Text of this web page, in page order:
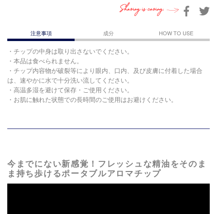
注意事項 成分 HOW TO USE
・チップの中身は取り出さないでください。
・本品は食べられません。
・チップ内容物が破裂等により眼内、口内、及び皮膚に付着した場合
は、速やかに水で十分洗い流してください。
・高温多湿を避けて保存・ご使用ください。
・お肌に触れた状態での長時間のご使用はお避けください。
今までにない新感覚！フレッシュな精油をそのま
ま持ち歩けるポータブルアロマチップ